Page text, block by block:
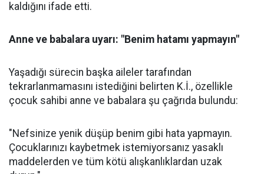
kaldığını ifade etti.
Anne ve babalara uyarı: "Benim hatamı yapmayın"
Yaşadığı sürecin başka aileler tarafından
tekrarlanmamasını istediğini belirten K.İ., özellikle
çocuk sahibi anne ve babalara şu çağrıda bulundu:
"Nefsinize yenik düşüp benim gibi hata yapmayın.
Çocuklarınızı kaybetmek istemiyorsanız yasaklı
maddelerden ve tüm kötü alışkanlıklardan uzak